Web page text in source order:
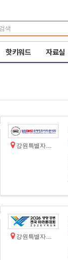
핫키워드 자료실
강원특별자치도 철원군
강원특별자치도 양양군